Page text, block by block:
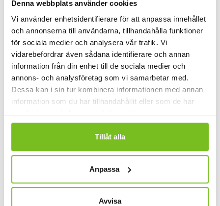
Denna webbplats använder cookies
Vi använder enhetsidentifierare för att anpassa innehållet
och annonserna till användarna, tillhandahålla funktioner
för sociala medier och analysera vår trafik. Vi
vidarebefordrar även sådana identifierare och annan
information från din enhet till de sociala medier och
annons- och analysföretag som vi samarbetar med.
Dessa kan i sin tur kombinera informationen med annan
information som du har tillhandahållit eller som de har
samlat in när du har använt deras tjänster.
Tillåt alla
Anpassa
Avvisa